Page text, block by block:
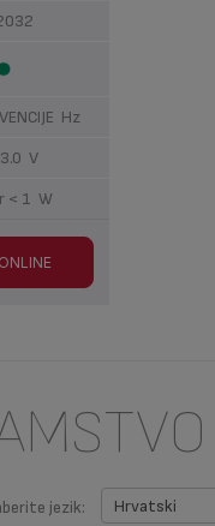
Hz
V
< 1 W
jezik: